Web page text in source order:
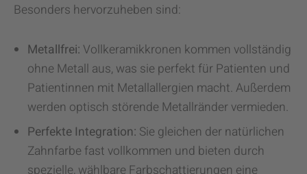
Besonders hervorzuheben sind:
Metallfrei: Vollkeramikkronen kommen vollständig
ohne Metall aus, was sie perfekt für Patienten und
Patientinnen mit Metallallergien macht. Außerdem
werden optisch störende Metallränder vermieden.
Perfekte Integration: Sie gleichen der natürlichen
Zahnfarbe fast vollkommen und bieten durch
spezielle, wählbare Farbschattierungen eine